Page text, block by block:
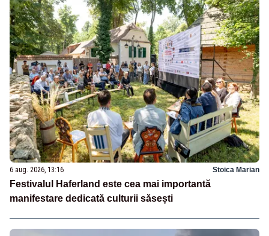
6 aug. 2026, 13:16 Stoica Marian
Festivalul Haferland este cea mai importantă
manifestare dedicată culturii săsești